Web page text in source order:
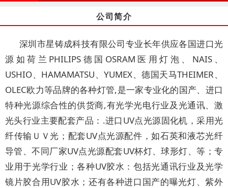
公司简介
深圳市星铸成科技有限公司专业长年供应各国进口光
源如荷兰PHILIPS德国OSRAM医用灯泡、NAIS、
USHIO、HAMAMATSU、YUMEX、德国天马THEIMER、
OLEC欧力等品牌的各种灯管,是一家专业化的国产、进口
特种光源综合性的供货商,有光学光电行业及光通讯、激
光头行业主要配套产品：.进口UV点光源固化机，采用光
纤传输ＵＶ光；配套UV点光源配件，如石英和液芯光纤
导管、不同厂家UV点光源配套UV杯灯、球形灯、等；专
业用于光学行业；各种UV胶水：包括光通讯行业及光学
镜片胶合用UV胶水；还有各种进口国产的曝光灯、紫外